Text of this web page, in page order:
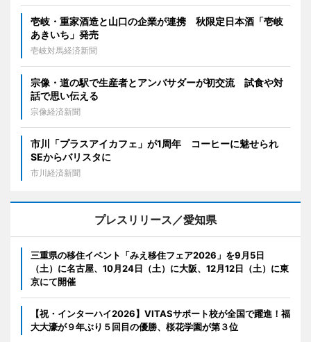
壱岐・重家酒造と山口の企業が連携 秋限定日本酒「壱岐
あきいち」発売
壱岐対馬経済新聞
宗像・道の駅で生産者とアンバサダーが初交流 試食や対
話で思い伝える
宗像経済新聞
市川「プラスアイカフェ」が1周年 コーヒーに魅せられ
SEからバリスタに
市川経済新聞
プレスリリース／愛知県
三重県の移住イベント「みえ移住フェア2026」を9月5日
（土）に名古屋、10月24日（土）に大阪、12月12日（土）に東
京にて開催
【祝・インターハイ2026】VITASサポート校が全国で躍進！福
大大濠が９年ぶり５回目の優勝、桜花学園が第３位